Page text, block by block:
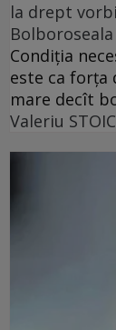
la drept
Condiția
este ca forța
mare decît
Valeriu